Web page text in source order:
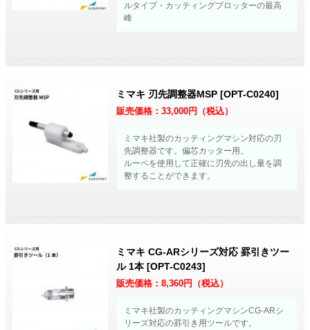
ルタイプ・カッティングプロッターの最高
峰
ミマキ 刃先調整器MSP [OPT-C0240]
販売価格：33,000円（税込）
ミマキ社製のカッティングマシン対応の刃
先調整器です。偏芯カッター用。
ルーペを使用して正確に刃先の出し量を調
整することができます。
ミマキ CG-ARシリーズ対応 罫引きツー
ル 1本 [OPT-C0243]
販売価格：8,360円（税込）
ミマキ社製のカッティングマシンCG-ARシ
リーズ対応の罫引き用ツールです。